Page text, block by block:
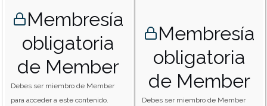
Membresía
obligatoria
de Member
Debes ser miembro de Member
para acceder a este contenido.
Membresía
obligatoria
de Member
Debes ser miembro de Member